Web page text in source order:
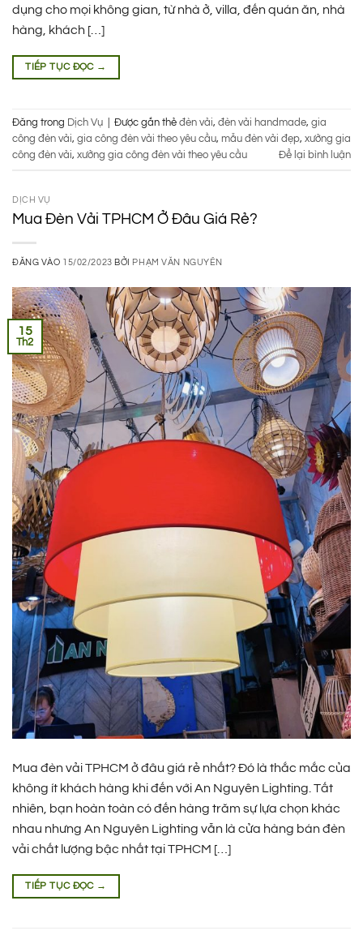
dụng cho mọi không gian, từ nhà ở, villa, đến quán ăn, nhà
hàng, khách […]
TIẾP TỤC ĐỌC →
Đăng trong Dịch Vụ Được gắn thẻ đèn vải, đèn vải handmade, gia
công đèn vải, gia công đèn vải theo yêu cầu, mẫu đèn vải đẹp, xưởng gia
công đèn vải, xưởng gia công đèn vải theo yêu cầu Để lại bình luận
DỊCH VỤ
Mua Đèn Vải TPHCM Ở Đâu Giá Rẻ?
ĐĂNG VÀO 15/02/2023 BỞI PHẠM VĂN NGUYÊN
15
Th2
Mua đèn vải TPHCM ở đâu giá rẻ nhất? Đó là thắc mắc của
không ít khách hàng khi đến với An Nguyên Lighting. Tất
nhiên, bạn hoàn toàn có đến hàng trăm sự lựa chọn khác
nhau nhưng An Nguyên Lighting vẫn là cửa hàng bán đèn
vải chất lượng bậc nhất tại TPHCM […]
TIẾP TỤC ĐỌC →